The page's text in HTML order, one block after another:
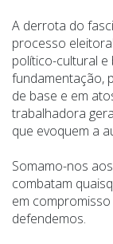
A derrota do
processo
político-cultural e
fundamentação,
de base e em
trabalhadora
que evoquem a
Somamo-nos
combatam
em
defendemos.